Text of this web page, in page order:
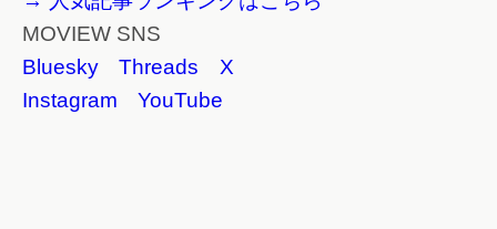
MOVIEW SNS
Bluesky
Threads
X
Instagram
YouTube